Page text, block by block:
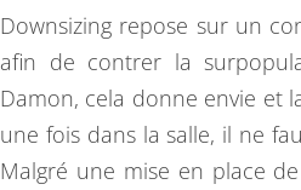
Downsizing repose sur un
afin de contrer la
Damon, cela donne envie et
une fois dans la salle, il ne
Malgré une mise en place